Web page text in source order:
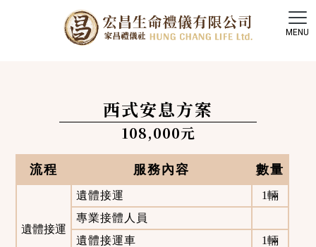
西式安息方案
108,000元
流程 服務內容 數量
遺體接運
遺體接運
1輛
專業接體人員
遺體接運車
1輛